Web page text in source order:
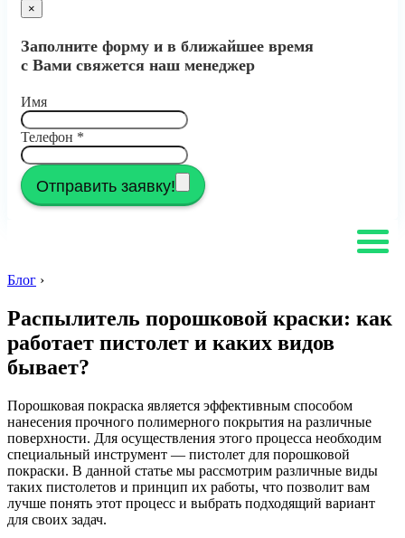
×
Заполните форму и в ближайшее время
с Вами свяжется наш менеджер
Имя
Телефон *
Отправить заявку!
Блог ›
Распылитель порошковой краски: как
работает пистолет и каких видов
бывает?
Порошковая покраска является эффективным способом
нанесения прочного полимерного покрытия на различные
поверхности. Для осуществления этого процесса необходим
специальный инструмент — пистолет для порошковой
покраски. В данной статье мы рассмотрим различные виды
таких пистолетов и принцип их работы, что позволит вам
лучше понять этот процесс и выбрать подходящий вариант
для своих задач.